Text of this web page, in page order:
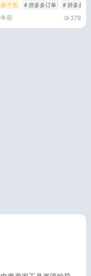
干货 # 拼多多订单 # 拼多多
前 379